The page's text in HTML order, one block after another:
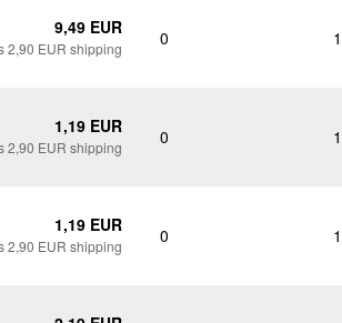
9,49 EUR
2,90 EUR shipping 0
1,19 EUR
2,90 EUR shipping 0
1,19 EUR
2,90 EUR shipping 0